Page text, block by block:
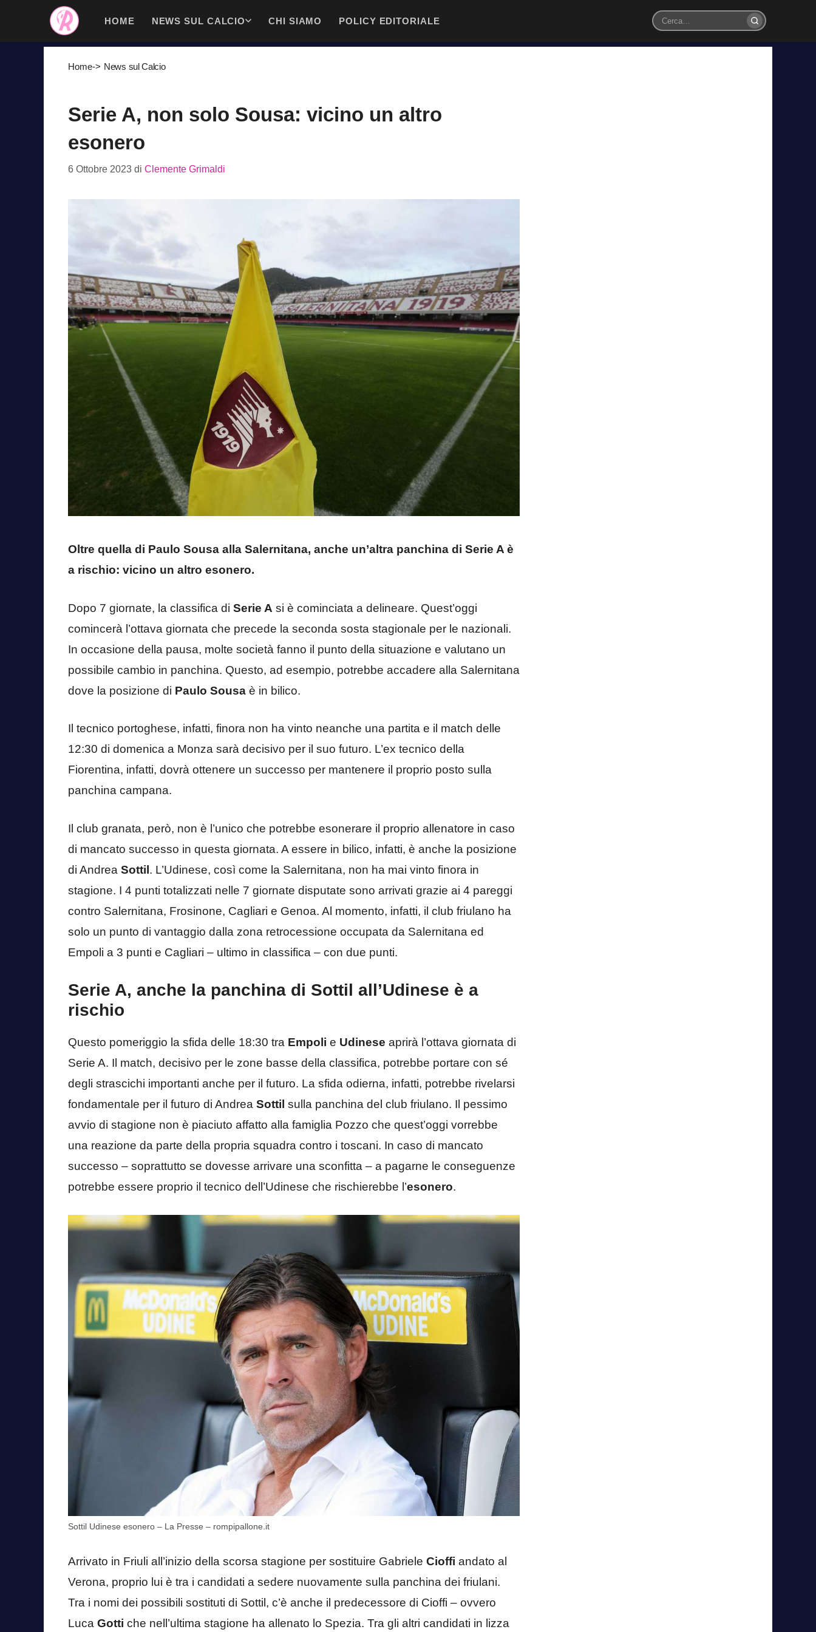
contenuto
HOME NEWS SUL CALCIO CHI SIAMO POLICY EDITORIALE
Cerca
Home-> News sul Calcio
Serie A, non solo Sousa: vicino un altro
esonero
6 Ottobre 2023 di Clemente Grimaldi
Oltre quella di Paulo Sousa alla Salernitana, anche un’altra panchina di Serie A è
a rischio: vicino un altro esonero.
Dopo 7 giornate, la classifica di Serie A si è cominciata a delineare. Quest’oggi
comincerà l’ottava giornata che precede la seconda sosta stagionale per le nazionali.
In occasione della pausa, molte società fanno il punto della situazione e valutano un
possibile cambio in panchina. Questo, ad esempio, potrebbe accadere alla Salernitana
dove la posizione di Paulo Sousa è in bilico.
Il tecnico portoghese, infatti, finora non ha vinto neanche una partita e il match delle
12:30 di domenica a Monza sarà decisivo per il suo futuro. L’ex tecnico della
Fiorentina, infatti, dovrà ottenere un successo per mantenere il proprio posto sulla
panchina campana.
Il club granata, però, non è l’unico che potrebbe esonerare il proprio allenatore in caso
di mancato successo in questa giornata. A essere in bilico, infatti, è anche la posizione
di Andrea Sottil. L’Udinese, così come la Salernitana, non ha mai vinto finora in
stagione. I 4 punti totalizzati nelle 7 giornate disputate sono arrivati grazie ai 4 pareggi
contro Salernitana, Frosinone, Cagliari e Genoa. Al momento, infatti, il club friulano ha
solo un punto di vantaggio dalla zona retrocessione occupata da Salernitana ed
Empoli a 3 punti e Cagliari – ultimo in classifica – con due punti.
Serie A, anche la panchina di Sottil all’Udinese è a
rischio
Questo pomeriggio la sfida delle 18:30 tra Empoli e Udinese aprirà l’ottava giornata di
Serie A. Il match, decisivo per le zone basse della classifica, potrebbe portare con sé
degli strascichi importanti anche per il futuro. La sfida odierna, infatti, potrebbe rivelarsi
fondamentale per il futuro di Andrea Sottil sulla panchina del club friulano. Il pessimo
avvio di stagione non è piaciuto affatto alla famiglia Pozzo che quest’oggi vorrebbe
una reazione da parte della propria squadra contro i toscani. In caso di mancato
successo – soprattutto se dovesse arrivare una sconfitta – a pagarne le conseguenze
potrebbe essere proprio il tecnico dell’Udinese che rischierebbe l’esonero.
Sottil Udinese esonero – La Presse – rompipallone.it
Arrivato in Friuli all’inizio della scorsa stagione per sostituire Gabriele Cioffi andato al
Verona, proprio lui è tra i candidati a sedere nuovamente sulla panchina dei friulani.
Tra i nomi dei possibili sostituti di Sottil, c’è anche il predecessore di Cioffi – ovvero
Luca Gotti che nell’ultima stagione ha allenato lo Spezia. Tra gli altri candidati in lizza